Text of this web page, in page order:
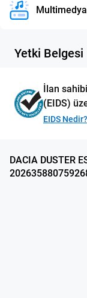
Yetki Belgesi
İlan
(EIDS)
EIDS Nedir?
DACIA DUSTER